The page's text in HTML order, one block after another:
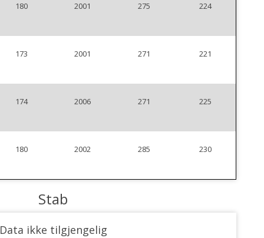
180 2001 275 224
173 2001 271 221
174 2006 271 225
180 2002 285 230
Stab
Data ikke tilgjengelig